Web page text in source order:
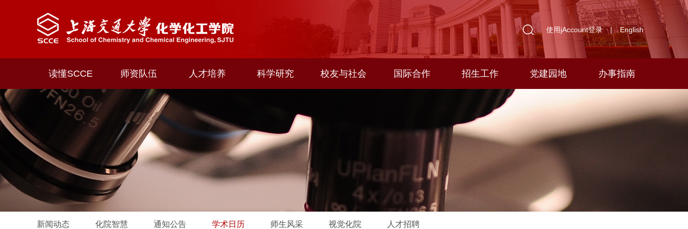
使用jAccount登录 | English
读懂SCCE 师资队伍 人才培养 科学研究 校友与社会 国际合作 招生工作 党建园地 办事指南
新闻动态 化院智慧 通知公告 学术日历 师生风采 视觉化院 人才招聘